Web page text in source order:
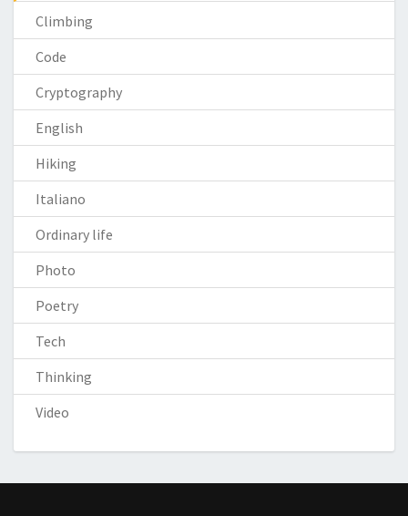
Climbing
Code
Cryptography
English
Hiking
Italiano
Ordinary life
Photo
Poetry
Tech
Thinking
Video